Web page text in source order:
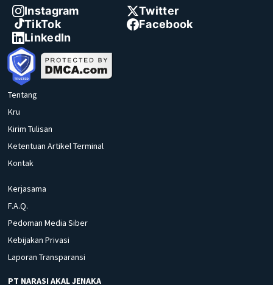
Instagram
Twitter
TikTok
Facebook
LinkedIn
Tentang
Kru
Kirim Tulisan
Ketentuan Artikel Terminal
Kontak
Kerjasama
F.A.Q.
Pedoman Media Siber
Kebijakan Privasi
Laporan Transparansi
PT NARASI AKAL JENAKA